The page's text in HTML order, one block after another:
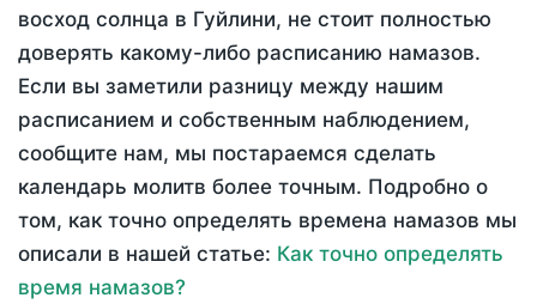
восход солнца в Гуйлини, не стоит полностью
доверять какому-либо расписанию намазов.
Если вы заметили разницу между нашим
расписанием и собственным наблюдением,
сообщите нам, мы постараемся сделать
календарь молитв более точным. Подробно о
том, как точно определять времена намазов мы
описали в нашей статье: Как точно определять
время намазов?